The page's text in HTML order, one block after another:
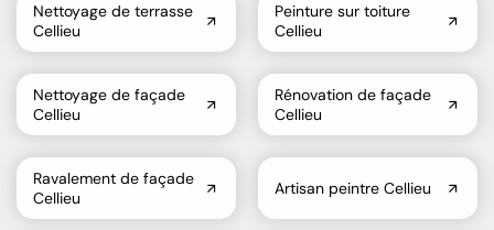
Nettoyage de terrasse
Cellieu
Peinture sur toiture
Cellieu
Nettoyage de façade
Cellieu
Rénovation de façade
Cellieu
Ravalement de façade
Cellieu
Artisan peintre Cellieu